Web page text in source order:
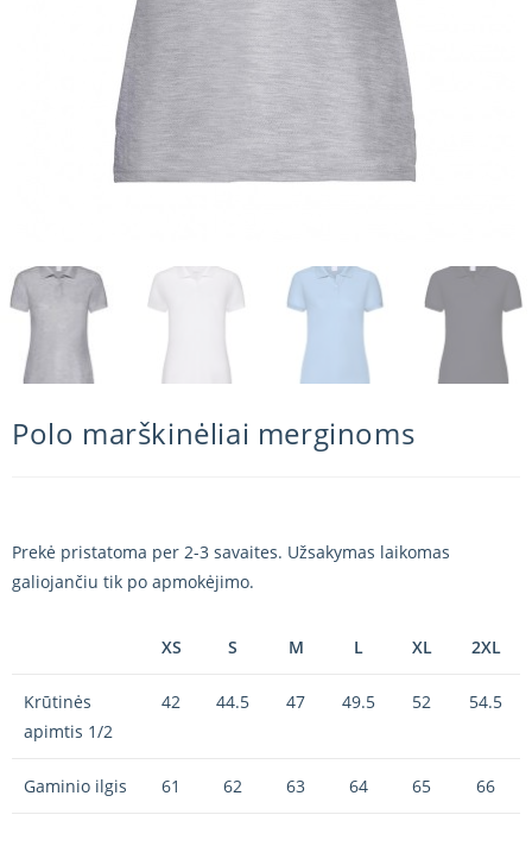
Polo marškinėliai merginoms
Prekė pristatoma per 2-3 savaites. Užsakymas laikomas
galiojančiu tik po apmokėjimo.
XS S M L XL 2XL
Krūtinės
apimtis 1/2
42 44.5 47 49.5 52 54.5
Gaminio ilgis 61 62 63 64 65 66